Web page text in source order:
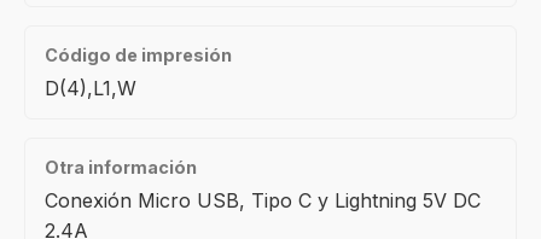
Código de impresión
D(4),L1,W
Otra información
Conexión Micro USB, Tipo C y Lightning 5V DC
2.4A